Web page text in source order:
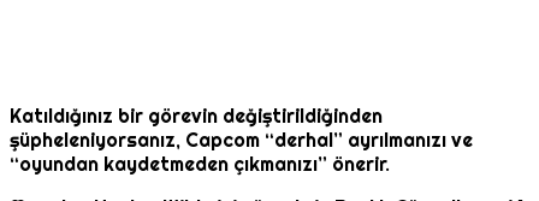
Katıldığınız bir görevin değiştirildiğinden
şüpheleniyorsanız, Capcom “derhal” ayrılmanızı ve
“oyundan kaydetmeden çıkmanızı” önerir.